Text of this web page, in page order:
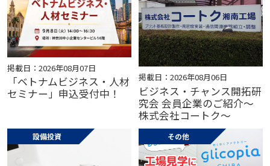
掲載日：2026年08月07日
「ベトナムビジネス・人材
セミナー」申込受付中！
掲載日：2026年08月06日
ビジネス・チャンス開拓研
究会 会員企業のご紹介～
株式会社コートク～
設備投資 その他